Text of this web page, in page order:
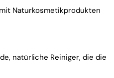
Naturkosmetikprodukten
natürliche Reiniger, die die